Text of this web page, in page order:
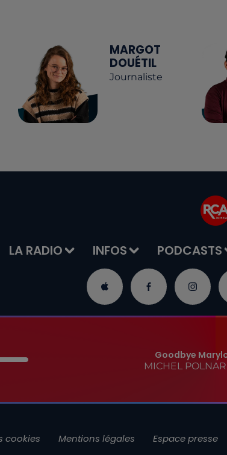
MARGOT
DOUÉTIL
Journaliste
LA RADIO INFOS PODCASTS
Goodbye
MICHEL
cookies Mentions légales Espace presse